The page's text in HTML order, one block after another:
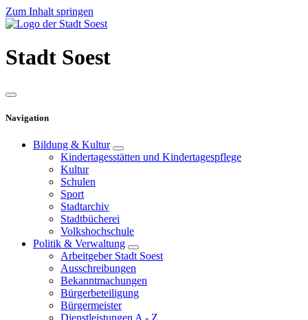
Zum Inhalt springen
Stadt Soest
Navigation
Bildung & Kultur
Kindertagesstätten und Kindertagespflege
Kultur
Schulen
Sport
Stadtarchiv
Stadtbücherei
Volkshochschule
Politik & Verwaltung
Arbeitgeber Stadt Soest
Ausschreibungen
Bekanntmachungen
Bürgerbeteiligung
Bürgermeister